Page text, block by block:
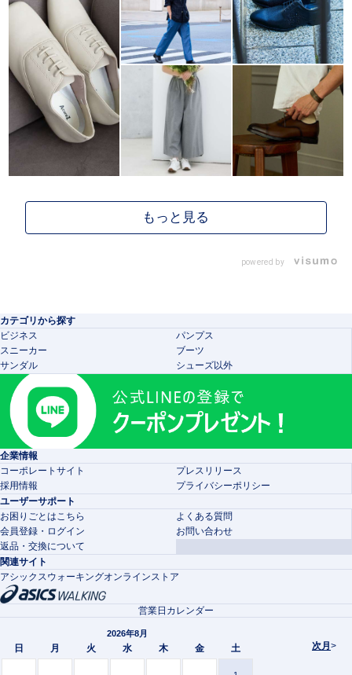
powered by
カテゴリから探す
ビジネス
パンプス
スニーカー
ブーツ
サンダル
シューズ以外
企業情報
コーポレートサイト
プレスリリース
採用情報
プライバシーポリシー
ユーザーサポート
お困りごとはこちら
よくある質問
会員登録・ログイン
お問い合わせ
返品・交換について
関連サイト
アシックスウォーキングオンラインストア
次月 >
営業日カレンダー
2026年8月
日 月 火 水 木 金 土